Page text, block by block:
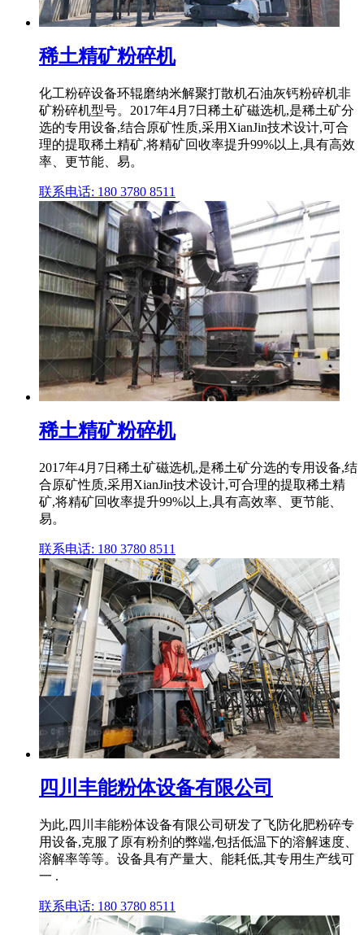
稀土精矿粉碎机
化工粉碎设备环辊磨纳米解聚打散机石油灰钙粉碎机非
矿粉碎机型号。2017年4月7日稀土矿磁选机,是稀土矿分
选的专用设备,结合原矿性质,采用XianJin技术设计,可合
理的提取稀土精矿,将精矿回收率提升99%以上,具有高效
率、更节能、易。
联系电话: 180 3780 8511
稀土精矿粉碎机
2017年4月7日稀土矿磁选机,是稀土矿分选的专用设备,结
合原矿性质,采用XianJin技术设计,可合理的提取稀土精
矿,将精矿回收率提升99%以上,具有高效率、更节能、
易。
联系电话: 180 3780 8511
四川丰能粉体设备有限公司
为此,四川丰能粉体设备有限公司研发了飞防化肥粉碎专
用设备,克服了原有粉剂的弊端,包括低温下的溶解速度、
溶解率等等。设备具有产量大、能耗低,其专用生产线可
一 .
联系电话: 180 3780 8511